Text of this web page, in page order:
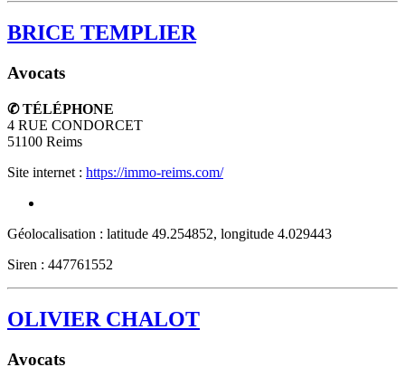
BRICE TEMPLIER
Avocats
✆ TÉLÉPHONE
4 RUE CONDORCET
51100 Reims
Site internet : https://immo-reims.com/
Géolocalisation : latitude 49.254852, longitude 4.029443
Siren : 447761552
OLIVIER CHALOT
Avocats